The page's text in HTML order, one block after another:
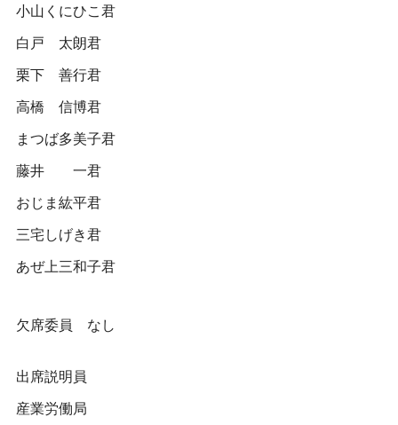
小山くにひこ君
白戸 太朗君
栗下 善行君
高橋 信博君
まつば多美子君
藤井 一君
おじま紘平君
三宅しげき君
あぜ上三和子君
欠席委員 なし
出席説明員
産業労働局